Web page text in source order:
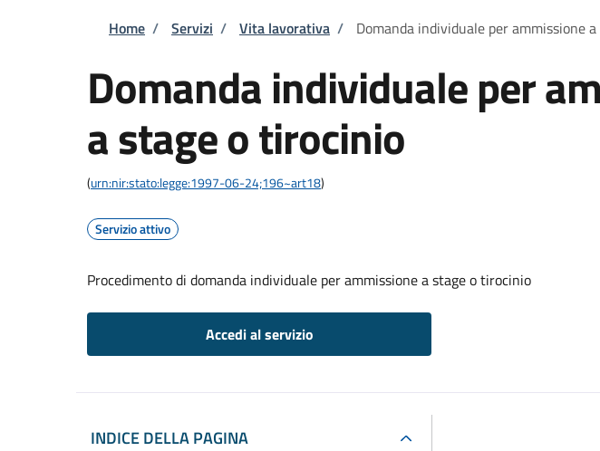
Briciole di pane
Home / Servizi / Vita lavorativa / Domanda individuale per ammissione
Domanda individuale per
a stage o tirocinio
(urn:nir:stato:legge:1997-06-24;196~art18)
Servizio attivo
Procedimento di domanda individuale per ammissione a stage o tirocinio
Accedi al servizio
INDICE DELLA PAGINA